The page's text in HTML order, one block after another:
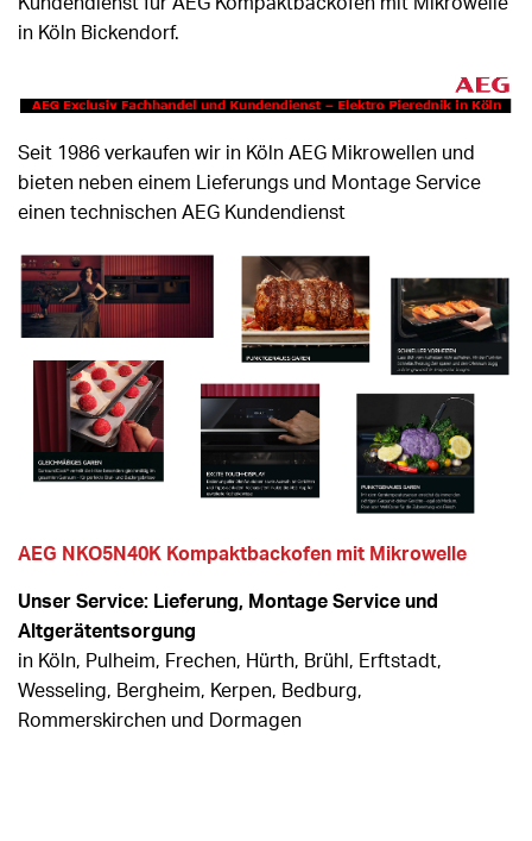
in Köln Bickendorf.
Seit 1986 verkaufen wir in Köln AEG Mikrowellen und
bieten neben einem Lieferungs und Montage Service
einen technischen AEG Kundendienst
AEG NKO5N40K Kompaktbackofen mit Mikrowelle
Unser Service: Lieferung, Montage Service und
Altgerätentsorgung
in Köln, Pulheim, Frechen, Hürth, Brühl, Erftstadt,
Wesseling, Bergheim, Kerpen, Bedburg,
Rommerskirchen und Dormagen